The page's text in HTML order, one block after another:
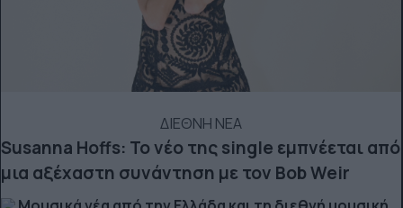
ΔΙΕΘΝΗ ΝΕΑ
Susanna Hoffs: Το νέο της single εμπνέεται από
μια αξέχαστη συνάντηση με τον Bob Weir